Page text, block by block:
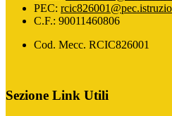
PEC:
C.F.: 90011460806
Cod. Mecc. RCIC826001
Sezione Link Utili